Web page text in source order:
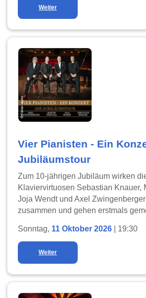
Weiter
Vier Pianisten - Ein
Jubiläumstour
Zum 10-jährigen Jubiläum wirken
Klaviervirtuosen Sebastian Knauer,
Joja Wendt und Axel
zusammen und gehen erstmals
Sonntag, 11 Oktober 2026 | 19:30
Weiter